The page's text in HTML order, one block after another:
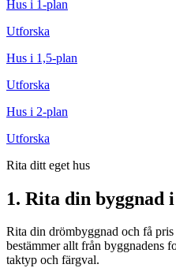
Hus i 1-plan
Utforska
Hus i 1,5-plan
Utforska
Hus i 2-plan
Utforska
Rita ditt eget hus
1. Rita din
Rita din drömbyggnad och få
bestämmer allt från byggnadens
taktyp och färgval.